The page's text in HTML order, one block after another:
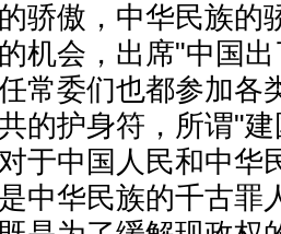
骄傲，中华民族的
机会，出席"中国
常委们也都参加各
的护身符，所谓"
于中国人民和中华
中华民族的千古罪